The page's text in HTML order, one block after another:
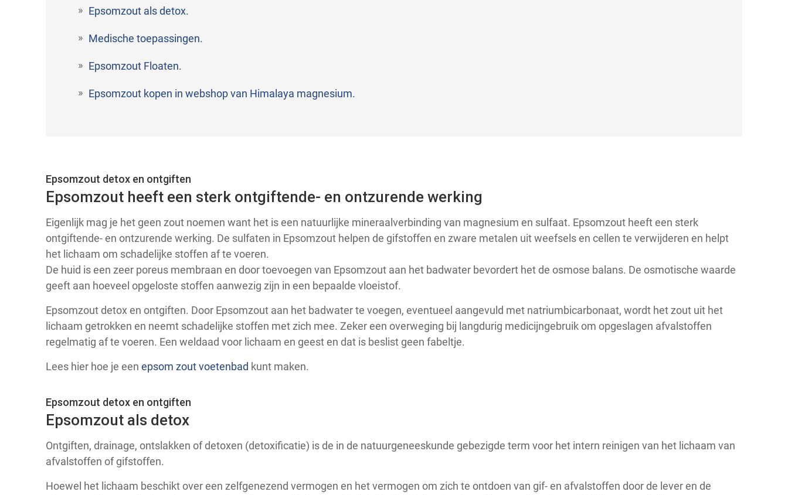
Epsomzout als detox.
Medische toepassingen.
Epsomzout Floaten.
Epsomzout kopen in webshop van Himalaya magnesium.
Epsomzout detox en ontgiften
Epsomzout heeft een sterk ontgiftende- en ontzurende werking
Eigenlijk mag je het geen zout noemen want het is een natuurlijke mineraalverbinding van magnesium en sulfaat. Epsomzout heeft een sterk
ontgiftende- en ontzurende werking. De sulfaten in Epsomzout helpen de gifstoffen en zware metalen uit weefsels en cellen te verwijderen en helpt
het lichaam om schadelijke stoffen af te voeren.
De huid is een zeer poreus membraan en door toevoegen van Epsomzout aan het badwater bevordert het de osmose balans. De osmotische waarde
geeft aan hoeveel opgeloste stoffen aanwezig zijn in een bepaalde vloeistof.
Epsomzout detox en ontgiften. Door Epsomzout aan het badwater te voegen, eventueel aangevuld met natriumbicarbonaat, wordt het zout uit het
lichaam getrokken en neemt schadelijke stoffen met zich mee. Zeker een overweging bij langdurig medicijngebruik om opgeslagen afvalstoffen
regelmatig af te voeren. Een weldaad voor lichaam en geest en dat is beslist geen fabeltje.
Lees hier hoe je een epsom zout voetenbad kunt maken.
Epsomzout detox en ontgiften
Epsomzout als detox
Ontgiften, drainage, ontslakken of detoxen (detoxificatie) is de in de natuurgeneeskunde gebezigde term voor het intern reinigen van het lichaam van
afvalstoffen of gifstoffen.
Hoewel het lichaam beschikt over een zelfgenezend vermogen en het vermogen om zich te ontdoen van gif- en afvalstoffen door de lever en de